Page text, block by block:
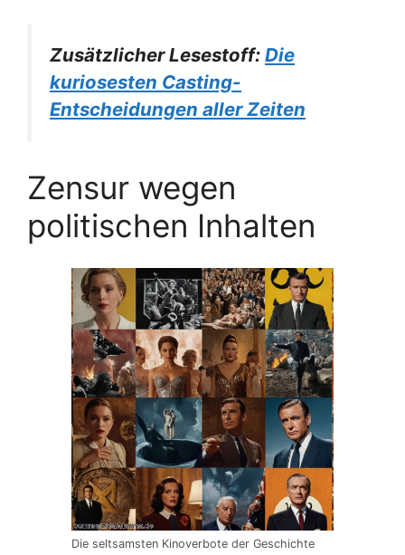
Zusätzlicher Lesestoff: Die
kuriosesten Casting-
Entscheidungen aller Zeiten
Zensur wegen
politischen Inhalten
Die seltsamsten Kinoverbote der Geschichte